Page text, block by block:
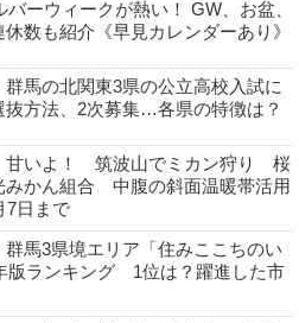
バーウィークが熱い！ GW、お盆、
数も紹介《早見カレンダーあり》
馬の北関東3県の公立高校入試に
方法、2次募集…各県の特徴は？
甘いよ！ 筑波山でミカン狩り 桜
みかん組合 中腹の斜面温暖帯活用
日まで
馬3県境エリア「住みここちのい
版ランキング 1位は？躍進した市